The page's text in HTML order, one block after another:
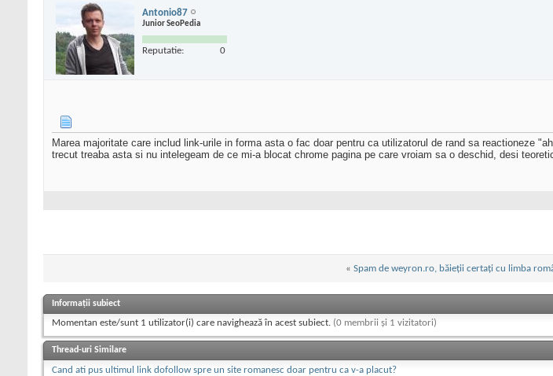
Antonio87
Junior SeoPedia
Reputatie: 0
Marea majoritate care includ link-urile in forma asta o fac doar pentru ca utilizatorul de rand sa
trecut treaba asta si nu intelegeam de ce mi-a blocat chrome pagina pe care vroiam sa o deschid, desi
« Spam de weyron.ro, băieții certați cu limba
Informații subiect
Momentan este/sunt 1 utilizator(i) care navighează în acest subiect. (0 membrii și 1 vizitatori)
Thread-uri Similare
Cand ati pus ultimul link dofollow spre un site romanesc doar pentru ca v-a placut?